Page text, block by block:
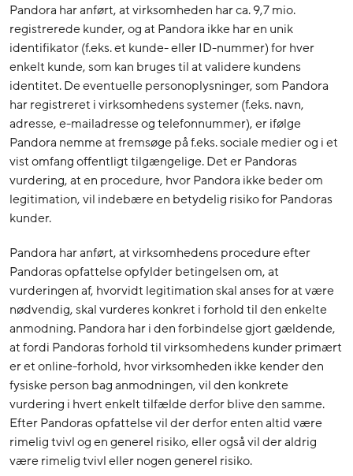
Pandora har anført, at virksomheden har ca. 9,7 mio.
registrerede kunder, og at Pandora ikke har en unik
identifikator (f.eks. et kunde- eller ID-nummer) for hver
enkelt kunde, som kan bruges til at validere kundens
identitet. De eventuelle personoplysninger, som Pandora
har registreret i virksomhedens systemer (f.eks. navn,
adresse, e-mailadresse og telefonnummer), er ifølge
Pandora nemme at fremsøge på f.eks. sociale medier og i et
vist omfang offentligt tilgængelige. Det er Pandoras
vurdering, at en procedure, hvor Pandora ikke beder om
legitimation, vil indebære en betydelig risiko for Pandoras
kunder.
Pandora har anført, at virksomhedens procedure efter
Pandoras opfattelse opfylder betingelsen om, at
vurderingen af, hvorvidt legitimation skal anses for at være
nødvendig, skal vurderes konkret i forhold til den enkelte
anmodning. Pandora har i den forbindelse gjort gældende,
at fordi Pandoras forhold til virksomhedens kunder primært
er et online-forhold, hvor virksomheden ikke kender den
fysiske person bag anmodningen, vil den konkrete
vurdering i hvert enkelt tilfælde derfor blive den samme.
Efter Pandoras opfattelse vil der derfor enten altid være
rimelig tvivl og en generel risiko, eller også vil der aldrig
være rimelig tvivl eller nogen generel risiko.